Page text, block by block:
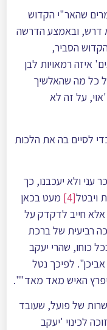
שהאר"י הקדוש
דרש, ובאמצע הדרשה
הסביר,
איזה רמאויות לבן
כל מה שהאלשיך
על זה לא
לסיים בה את הלכות
עני ולא יעכבנו, כך
ויבטל[4]
מעט בכאן
אלא חייב לדקדק על
רביעית של ברכת
כוחו, שהרי יעקב
לפיכך נטל
האיש מאד מאד"".
של פועל, שעובד
לכינוי 'יעקב